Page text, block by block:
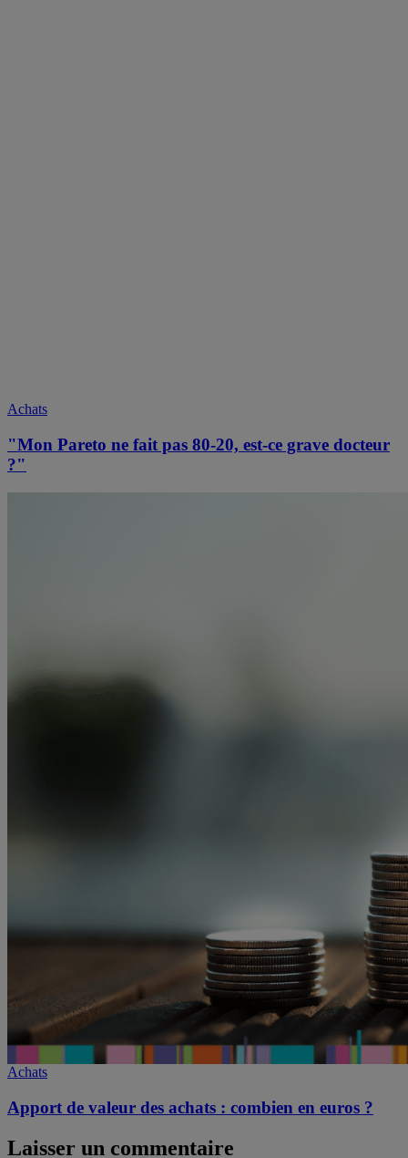
Achats
"Mon Pareto ne fait pas 80-20, est-ce grave docteur
?"
Achats
Apport de valeur des achats : combien en euros ?
Laisser un commentaire